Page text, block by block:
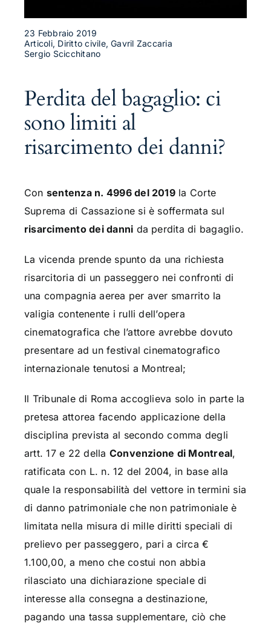
23 Febbraio 2019
Articoli, Diritto civile, Gavril Zaccaria
Sergio Scicchitano
Perdita del bagaglio: ci
sono limiti al
risarcimento dei danni?
Con sentenza n. 4996 del 2019la Corte
Suprema di Cassazione si è soffermata sul
risarcimento dei danni da perdita di bagaglio.
La vicenda prende spunto da una richiesta
risarcitoria di un passeggero nei confronti di
una compagnia aerea per aver smarrito la
valigia contenente i rulli dell’opera
cinematografica che l’attore avrebbe dovuto
presentare ad un festival cinematografico
internazionale tenutosi a Montreal;
Il Tribunale di Roma accoglieva solo in parte la
pretesa attorea facendo applicazione della
disciplina prevista al secondo comma degli
artt. 17 e 22 della Convenzione di Montreal,
ratificata con L. n. 12 del 2004, in base alla
quale la responsabilità del vettore in termini sia
di danno patrimoniale che non patrimoniale è
limitata nella misura di mille diritti speciali di
prelievo per passeggero, pari a circa €
1.100,00, a meno che costui non abbia
rilasciato una dichiarazione speciale di
interesse alla consegna a destinazione,
pagando una tassa supplementare, ciò che